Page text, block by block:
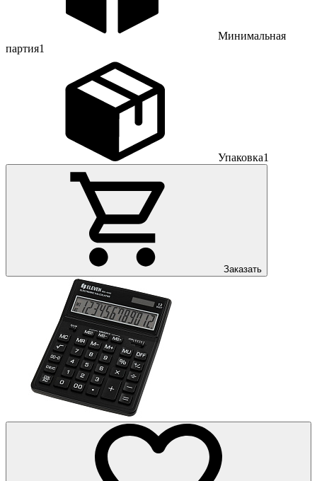
Минимальная
партия1
Упаковка1
Заказать